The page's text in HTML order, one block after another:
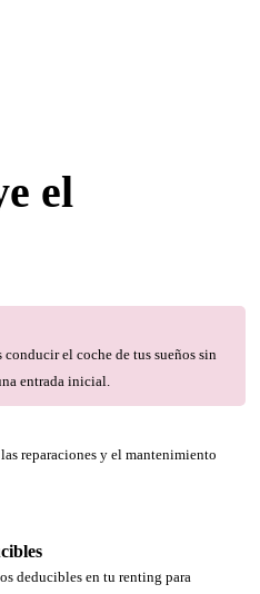
el
conducir el coche de tus sueños sin
entrada inicial.
reparaciones y el mantenimiento
deducibles en tu renting para